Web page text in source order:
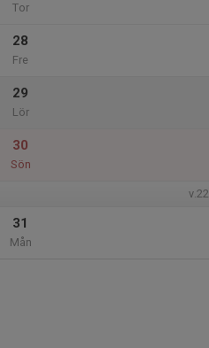
Tor
28
Fre
29
Lör
30
Sön
v.22
31
Mån